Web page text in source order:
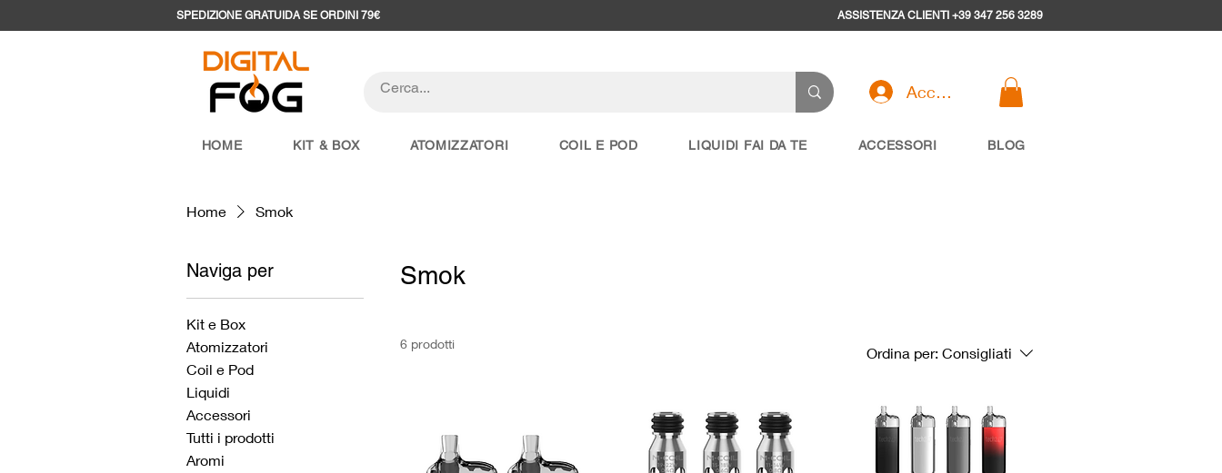
SPEDIZIONE GRATUIDA SE ORDINI 79€ ASSISTENZA CLIENTI +39 347 256 3289
Accedi
HOME KIT & BOX ATOMIZZATORI COIL E POD LIQUIDI FAI DA TE ACCESSORI BLOG
Home Smok
Naviga per
Kit e Box
Atomizzatori
Coil e Pod
Liquidi
Accessori
Tutti i prodotti
Aromi
Smok
6 prodotti
Ordina per: Consigliati